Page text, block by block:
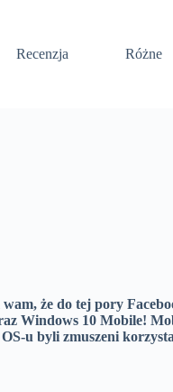
Recenzja Różne
że do tej pory
Windows 10 Mobile!
u byli zmuszeni